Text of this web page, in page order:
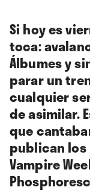
Si hoy es
toca:
Álbumes y
parar un
cualquier
de asimilar.
que
publican los
Vampire